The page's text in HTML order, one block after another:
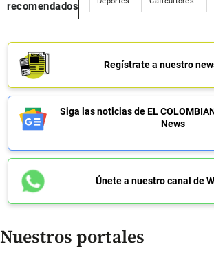
recomendados
Regístrate a nuestro
Siga las noticias de EL
News
Únete a nuestro canal de
Nuestros portales